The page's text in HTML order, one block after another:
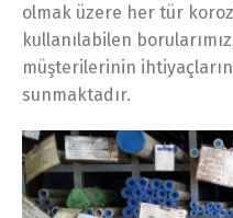
olmak üzere her tür
kullanılabilen
müşterilerinin
sunmaktadır.